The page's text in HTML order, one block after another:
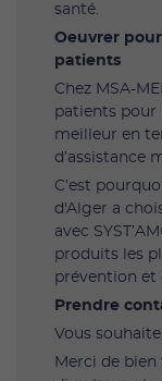
santé.
Oeuvrer
patients
Chez MSA-
patients pour
meilleur en
d’assistance
C’est
d'Alger a
avec
produits les
prévention et
Prendre
Vous
Merci de